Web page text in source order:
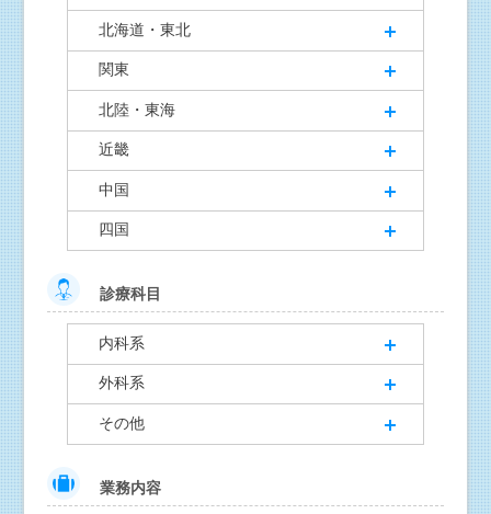
北海道・東北
関東
北陸・東海
近畿
中国
四国
診療科目
内科系
外科系
その他
業務内容